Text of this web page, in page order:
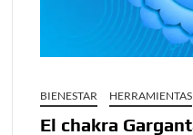
Día de Independencia
¿Podemos comunicarnos
mundos?
BIENESTAR HERRAMIENTAS
El chakra